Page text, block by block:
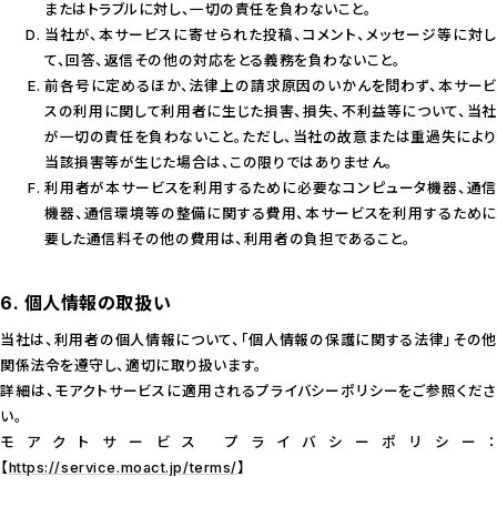
またはトラブルに対し、一切の責任を負わないこと。
当社が、本サービスに寄せられた投稿、コメント、メッセージ等に対し
て、回答、返信その他の対応をとる義務を負わないこと。
前各号に定めるほか、法律上の請求原因のいかんを問わず、本サービ
スの利用に関して利用者に生じた損害、損失、不利益等について、当社
が一切の責任を負わないこと。ただし、当社の故意または重過失により
当該損害等が生じた場合は、この限りではありません。
利用者が本サービスを利用するために必要なコンピュータ機器、通信
機器、通信環境等の整備に関する費用、本サービスを利用するために
要した通信料その他の費用は、利用者の負担であること。
6. 個人情報の取扱い
当社は、利用者の個人情報について、「個人情報の保護に関する法律」その他
関係法令を遵守し、適切に取り扱います。
詳細は、モアクトサービスに適用されるプライバシーポリシーをご参照くださ
い。
モアクトサービス プライバシーポリシー：
【https://service.moact.jp/terms/】